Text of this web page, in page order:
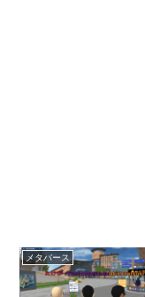
メタバース